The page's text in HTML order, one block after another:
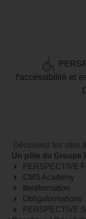
l'accessibilité et
Découvrez les sites
Un pôle du Groupe
PERSPECTIVE
CMS Academy
Iteraformation
Obligaformations
PERSPECTIVE